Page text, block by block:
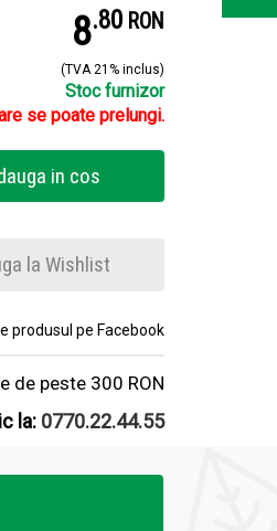
8.8 RON
(TVA 21% inclus)
Stoc furnizor
se poate prelungi.
in cos
la Wishlist
produsul pe Facebook
de peste 300 RON
la: 0770.22.44.55